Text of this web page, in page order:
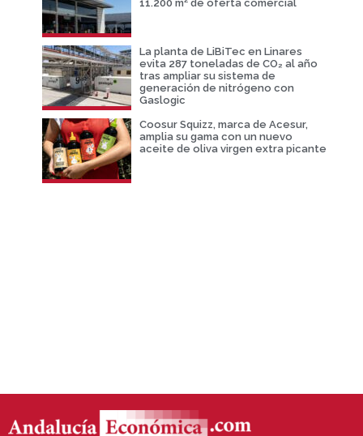
11.200 m² de oferta comercial
La planta de LiBiTec en Linares
evita 287 toneladas de CO₂ al año
tras ampliar su sistema de
generación de nitrógeno con
Gaslogic
Coosur Squizz, marca de Acesur,
amplia su gama con un nuevo
aceite de oliva virgen extra picante